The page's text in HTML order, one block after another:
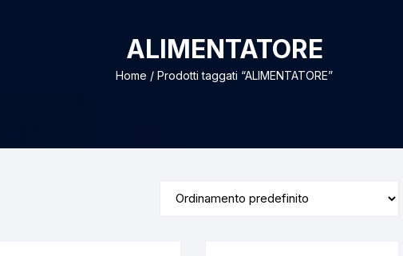
ALIMENTATORE
Home / Prodotti taggati “ALIMENTATORE”